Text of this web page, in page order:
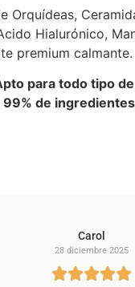
Orquídeas,
Hialurónico,
premium calmante.
para todo tipo
de ingredientes
Carol
28 diciembre 2025